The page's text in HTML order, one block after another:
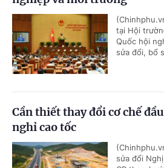
tại Hội
Quốc hội
sửa đổi, bổ
Cần thiết thay đổi cơ chế
nghỉ cao tốc
sửa đổi